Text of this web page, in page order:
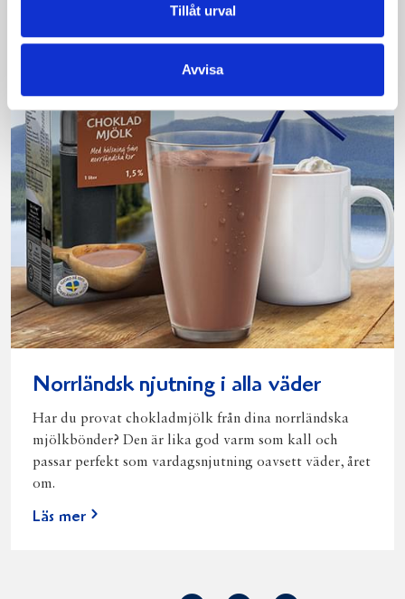
Tillåt urval
Avvisa
Norrländsk njutning i alla väder
Har du provat chokladmjölk från dina norrländska
mjölkbönder? Den är lika god varm som kall och
passar perfekt som vardagsnjutning oavsett väder, året
om.
Läs mer